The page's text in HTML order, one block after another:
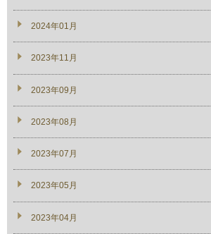
2024年01月
2023年11月
2023年09月
2023年08月
2023年07月
2023年05月
2023年04月